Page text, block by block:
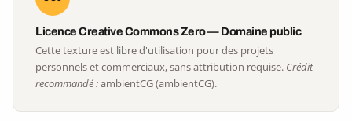
Licence Creative Commons Zero — Domaine public
Cette texture est libre d'utilisation pour des projets
personnels et commerciaux, sans attribution requise. Crédit
recommandé :ambientCG (ambientCG).